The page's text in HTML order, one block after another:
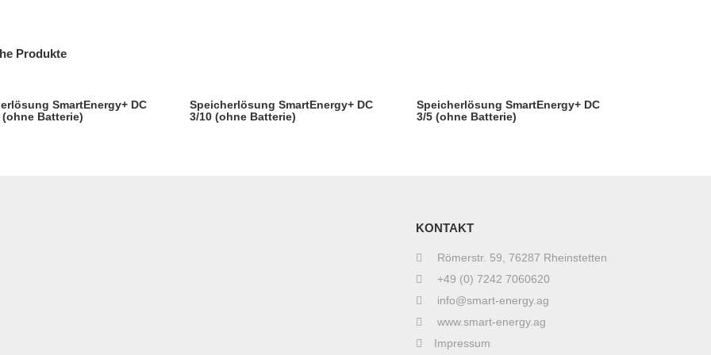
Produkte
SmartEnergy+ DC
(ohne Batterie)
Speicherlösung SmartEnergy+ DC
3/10 (ohne Batterie)
Speicherlösung SmartEnergy+ DC
3/5 (ohne Batterie)
KONTAKT
Römerstr. 59, 76287 Rheinstetten
+49 (0) 7242 7060620
info@smart-energy.ag
www.smart-energy.ag
Impressum